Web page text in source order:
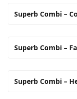
Superb Combi –
Superb Combi –
Superb Combi –